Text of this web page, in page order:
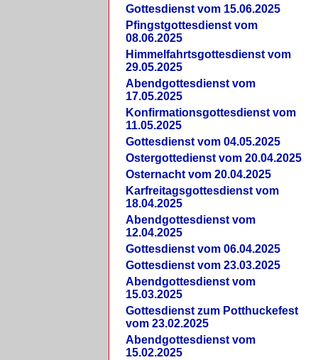
Gottesdienst vom 15.06.2025
Pfingstgottesdienst vom
08.06.2025
Himmelfahrtsgottesdienst vom
29.05.2025
Abendgottesdienst vom
17.05.2025
Konfirmationsgottesdienst vom
11.05.2025
Gottesdienst vom 04.05.2025
Ostergottedienst vom 20.04.2025
Osternacht vom 20.04.2025
Karfreitagsgottesdienst vom
18.04.2025
Abendgottesdienst vom
12.04.2025
Gottesdienst vom 06.04.2025
Gottesdienst vom 23.03.2025
Abendgottesdienst vom
15.03.2025
Gottesdienst zum Potthuckefest
vom 23.02.2025
Abendgottesdienst vom
15.02.2025